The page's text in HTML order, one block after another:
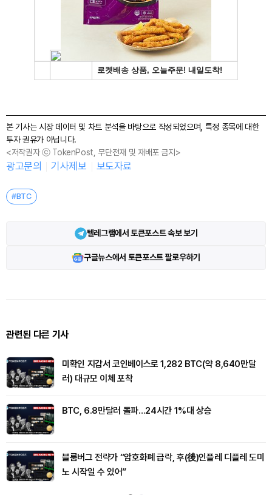
본 기사는 시장 데이터 및 차트 분석을 바탕으로 작성되었으며, 특정 종목에 대한
투자 권유가 아닙니다.
<저작권자 ⓒ TokenPost, 무단전재 및 재배포 금지>
광고문의 기사제보 보도자료
#BTC
텔레그램에서 토큰포스트 속보 보기
구글뉴스에서 토큰포스트 팔로우하기
관련된 다른 기사
미확인 지갑서 코인베이스로 1,282 BTC(약 8,640만달
러) 대규모 이체 포착
BTC, 6.8만달러 돌파…24시간 1%대 상승
블룸버그 전략가 “암호화폐 급락, 후(後)인플레 디플레 도미
노 시작일 수 있어”